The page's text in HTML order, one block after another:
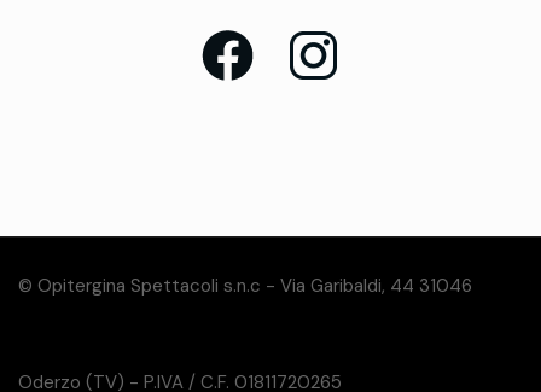
© Opitergina Spettacoli s.n.c - Via Garibaldi, 44 31046
Oderzo (TV) - P.IVA / C.F. 01811720265